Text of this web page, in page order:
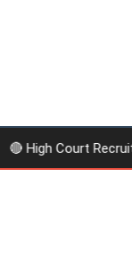
🔴 High Court